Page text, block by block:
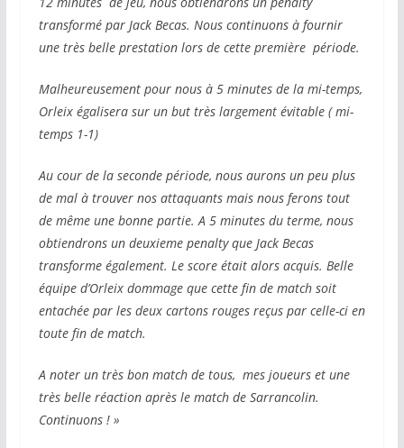
transformé par Jack Becas. Nous continuons à fournir
une très belle prestation lors de cette première période.
Malheureusement pour nous à 5 minutes de la mi-temps,
Orleix égalisera sur un but très largement évitable ( mi-
temps 1-1)
Au cour de la seconde période, nous aurons un peu plus
de mal à trouver nos attaquants mais nous ferons tout
de même une bonne partie. A 5 minutes du terme, nous
obtiendrons un deuxieme penalty que Jack Becas
transforme également. Le score était alors acquis. Belle
équipe d’Orleix dommage que cette fin de match soit
entachée par les deux cartons rouges reçus par celle-ci en
toute fin de match.
A noter un très bon match de tous, mes joueurs et une
très belle réaction après le match de Sarrancolin.
Continuons ! »